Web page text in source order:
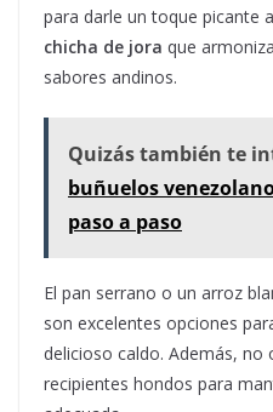
para darle un toque picante
chicha de jora que
sabores andinos.
Quizás también te
buñuelos
paso a paso
El pan serrano o un arroz
son excelentes opciones
delicioso caldo. Además, no
recipientes hondos para